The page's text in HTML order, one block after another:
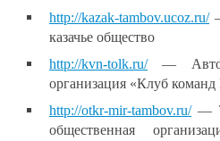
http://kazak-tambov.ucoz.ru/—
казачье общество
http://kvn-tolk.ru/—
организация «Клуб
http://otkr-mir-tambov.ru/—
общественная